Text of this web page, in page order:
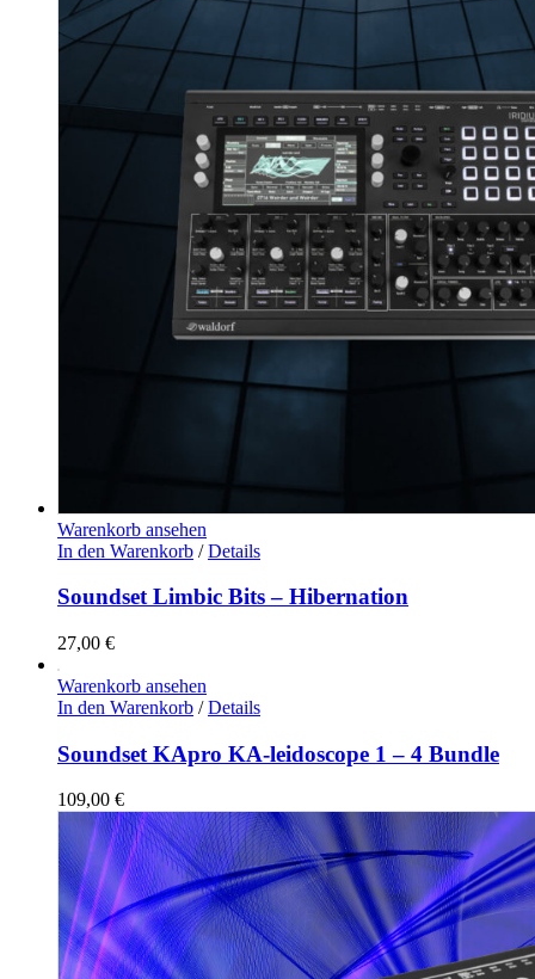
Warenkorb ansehen
In den Warenkorb / Details
Soundset Limbic Bits – Hibernation
27,00 €
Warenkorb ansehen
In den Warenkorb / Details
Soundset KApro KA-leidoscope 1 – 4 Bundle
109,00 €